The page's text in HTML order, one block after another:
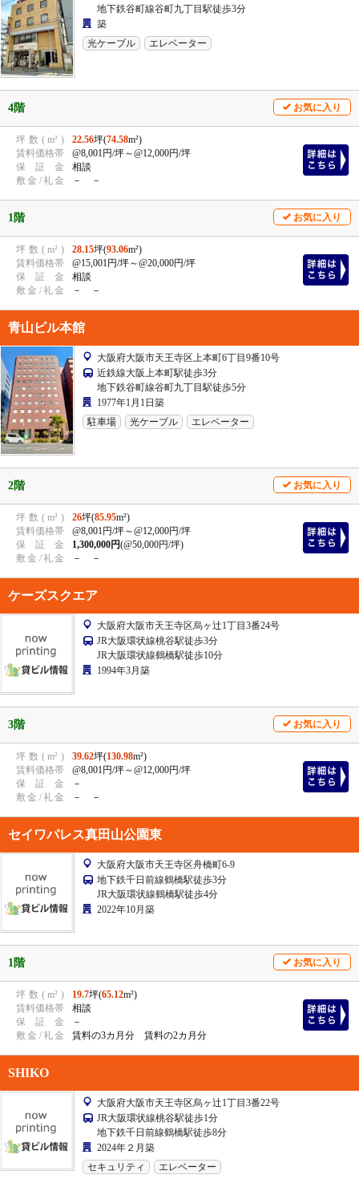
地下鉄谷町線谷町九丁目駅徒歩3分
築
光ケーブル
エレベーター
4階 お気に入り
坪 数 ( m² ) 22.56坪(74.58m²)
賃料価格帯 @8,001円/坪～@12,000円/坪
保
証 金
相談
敷 金 /礼金 － －
1階 お気に入り
坪 数 ( m² ) 28.15坪(93.06m²)
賃料価格帯 @15,001円/坪～@20,000円/坪
保
証 金
相談
敷 金 /礼金 － －
青山ビル本館
大阪府大阪市天王寺区上本町6丁目9番10号
近鉄線大阪上本町駅徒歩3分
地下鉄谷町線谷町九丁目駅徒歩5分
1977年1月1日築
駐車場
光ケーブル エレベーター
2階 お気に入り
坪 数 ( m² ) 26坪(85.95m²)
賃料価格帯 @8,001円/坪～@12,000円/坪
保
証 金 1,300,000円(@50,000円/坪)
敷 金 /礼金 － －
ケーズスクエア
大阪府大阪市天王寺区烏ヶ辻1丁目3番24号
JR大阪環状線桃谷駅徒歩3分
JR大阪環状線鶴橋駅徒歩10分
1994年3月築
3階 お気に入り
坪 数 ( m² ) 39.62坪(130.98m²)
賃料価格帯 @8,001円/坪～@12,000円/坪
保
証 金
－
敷 金 /礼金 － －
セイワパレス真田山公園東
大阪府大阪市天王寺区舟橋町6-9
地下鉄千日前線鶴橋駅徒歩3分
JR大阪環状線鶴橋駅徒歩4分
2022年10月築
1階 お気に入り
坪 数 ( m² ) 19.7坪(65.12m²)
賃料価格帯
相談
保
証 金
－
敷 金 /礼金 賃料の3カ月分 賃料の2カ月分
SHIKO
大阪府大阪市天王寺区烏ヶ辻1丁目3番22号
JR大阪環状線桃谷駅徒歩1分
地下鉄千日前線鶴橋駅徒歩8分
2024年２月築
セキュリティ
エレベーター